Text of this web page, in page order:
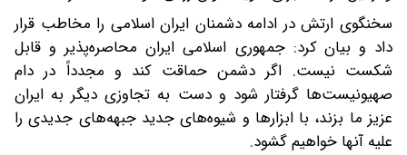
سخنگوی ارتش در ادامه دشمنان ایران اسلامی را مخاطب قرار
داد و بیان کرد: جمهوری اسلامی ایران محاصره‌پذیر و قابل
شکست نیست. اگر دشمن حماقت کند و مجدداً در دام
صهیونیست‌ها گرفتار شود و دست به تجاوزی دیگر به ایران
عزیز ما بزند، با ابزارها و شیوه‌های جدید جبهه‌های جدیدی را
علیه آنها خواهیم گشود.